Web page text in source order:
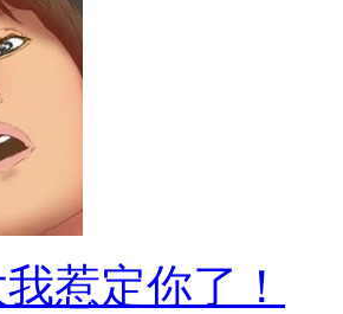
惹定你了！